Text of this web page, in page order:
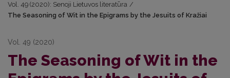
Vol. 49 (2020): Senoji Lietuvos literatūra /
The Seasoning of Wit in the Epigrams by the Jesuits of Kražiai
Vol. 49 (2020)
The Seasoning of Wit in the